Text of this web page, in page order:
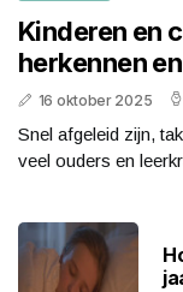
Kinderen en
herkennen
16 oktober 2025
Snel afgeleid zijn,
veel ouders en